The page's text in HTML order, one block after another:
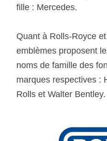
fille : Mercedes.
Quant à Rolls-Royce
emblèmes proposent
noms de famille des
marques respectives :
Rolls et Walter Bentley.